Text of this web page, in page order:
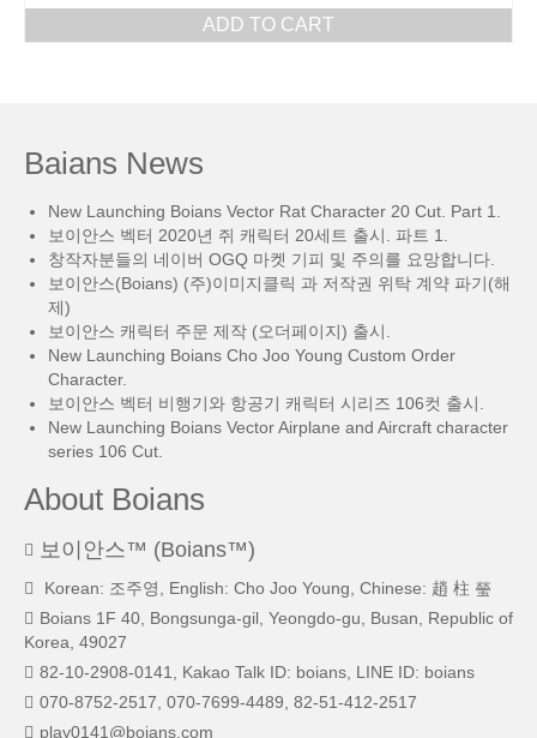
ADD TO CART
Baians News
New Launching Boians Vector Rat Character 20 Cut. Part 1.
보이안스 벡터 2020년 쥐 캐릭터 20세트 출시. 파트 1.
창작자분들의 네이버 OGQ 마켓 기피 및 주의를 요망합니다.
보이안스(Boians) (주)이미지클릭 과 저작권 위탁 계약 파기(해
제)
보이안스 캐릭터 주문 제작 (오더페이지) 출시.
New Launching Boians Cho Joo Young Custom Order
Character.
보이안스 벡터 비행기와 항공기 캐릭터 시리즈 106컷 출시.
New Launching Boians Vector Airplane and Aircraft character
series 106 Cut.
About Boians
보이안스™ (Boians™)
Korean: 조주영, English: Cho Joo Young, Chinese: 趙 柱 瑩
Boians 1F 40, Bongsunga-gil, Yeongdo-gu, Busan, Republic of
Korea, 49027
82-10-2908-0141, Kakao Talk ID: boians, LINE ID: boians
070-8752-2517, 070-7699-4489, 82-51-412-2517
play0141@boians.com